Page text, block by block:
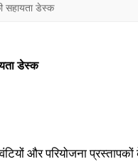
सहायता डेस्क
डेस्क
और परियोजना